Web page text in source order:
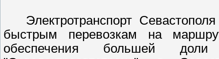
Электротранспорт
быстрым перевозкам на
обеспечения большей